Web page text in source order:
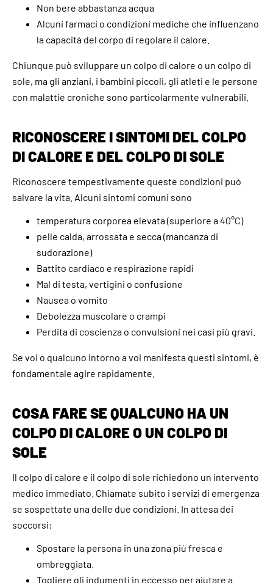
Non bere abbastanza acqua
Alcuni farmaci o condizioni mediche che influenzano
la capacità del corpo di regolare il calore.
Chiunque può sviluppare un colpo di calore o un colpo di
sole, ma gli anziani, i bambini piccoli, gli atleti e le persone
con malattie croniche sono particolarmente vulnerabili.
RICONOSCERE I SINTOMI DEL COLPO
DI CALORE E DEL COLPO DI SOLE
Riconoscere tempestivamente queste condizioni può
salvare la vita. Alcuni sintomi comuni sono
temperatura corporea elevata (superiore a 40°C)
pelle calda, arrossata e secca (mancanza di
sudorazione)
Battito cardiaco e respirazione rapidi
Mal di testa, vertigini o confusione
Nausea o vomito
Debolezza muscolare o crampi
Perdita di coscienza o convulsioni nei casi più gravi.
Se voi o qualcuno intorno a voi manifesta questi sintomi, è
fondamentale agire rapidamente.
COSA FARE SE QUALCUNO HA UN
COLPO DI CALORE O UN COLPO DI
SOLE
Il colpo di calore e il colpo di sole richiedono un intervento
medico immediato. Chiamate subito i servizi di emergenza
se sospettate una delle due condizioni. In attesa dei
soccorsi:
Spostare la persona in una zona più fresca e
ombreggiata.
Togliere gli indumenti in eccesso per aiutare a